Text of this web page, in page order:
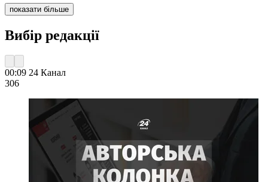
показати більше
Вибір редакції
00:09 24 Канал
306